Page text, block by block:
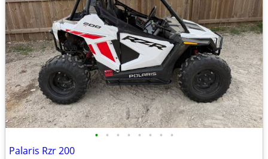
• • • • • • • •
Palaris Rzr 200